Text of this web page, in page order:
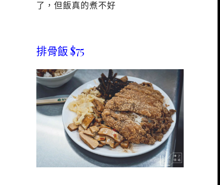
了，但飯真的煮不好
排骨飯 $75